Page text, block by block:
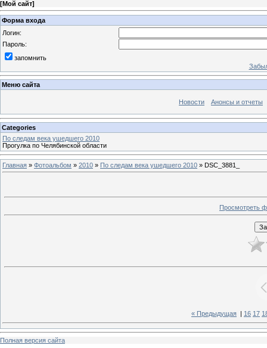
[Мой сайт]
Форма входа
Логин:
Пароль:
запомнить
Меню сайта
Новости Анонсы и отчеты
Categories
По следам века ушедшего 2010
Прогулка по Челябинской области
Главная » Фотоальбом » 2010 » По следам века ушедшего 2010 » DSC_3881_
Просмотреть
« Предыдущая 16 17
Полная версия сайта